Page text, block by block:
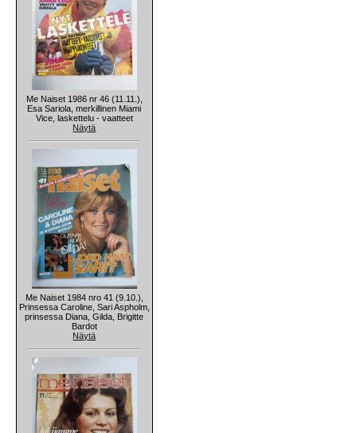
Me Naiset 1986 nr 46 (11.11.),
Esa Sariola, merkillinen Miami
Vice, laskettelu - vaatteet
Näytä
Me Naiset 1984 nro 41 (9.10.),
Prinsessa Caroline, Sari Aspholm,
prinsessa Diana, Gilda, Brigitte
Bardot
Näytä